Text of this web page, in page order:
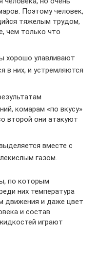
Поэтому человек,
тяжелым трудом,
чем только что
хорошо улавливают
в них, и устремляются
комарам «по вкусу»
второй они атакуют
вместе с
газом.
по которым
них температура
движения и даже цвет
и состав
играют